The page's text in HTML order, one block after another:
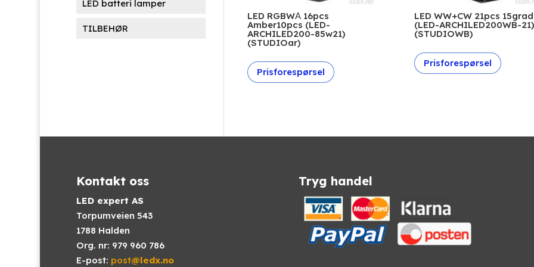
LED batteri lamper
TILBEHØR
LED RGBWА 16pcs
Amber10pcs (LED-
ARCHILED200-85w21)
(STUDIOar)
Prisforespørsel
LED WW+CW 21pcs
(LED-ARCHILED200WB-21)
(STUDIOWB)
Prisforespørsel
Kontakt oss
LED expert AS
Torpumveien 543
1788 Halden
Org. nr: 979 960 786
E-post: post@ledx.no
Tryg handel